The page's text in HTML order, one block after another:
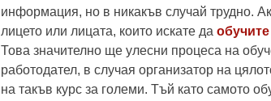
информация, но в никакъв случай трудно.
лицето или лицата, които искате да
Това значително ще улесни процеса на
работодател, в случая организатор на
на такъв курс за големи. Тъй като самото